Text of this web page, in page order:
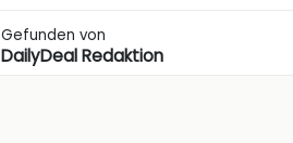
Gefunden von
DailyDeal Redaktion